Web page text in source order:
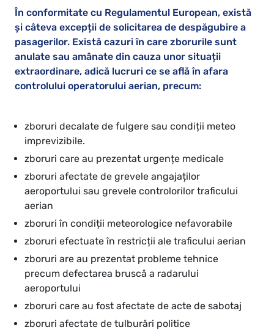
În conformitate cu Regulamentul European, există
și câteva excepții de solicitarea de despăgubire a
pasagerilor. Există cazuri în care zborurile sunt
anulate sau amânate din cauza unor situații
extraordinare, adică lucruri ce se află în afara
controlului operatorului aerian, precum:
zboruri decalate de fulgere sau condiții meteo
imprevizibile.
zboruri care au prezentat urgențe medicale
zboruri afectate de grevele angajaților
aeroportului sau grevele controlorilor traficului
aerian
zboruri în condiții meteorologice nefavorabile
zboruri efectuate în restricții ale traficului aerian
zboruri are au prezentat probleme tehnice
precum defectarea bruscă a radarului
aeroportului
zboruri care au fost afectate de acte de sabotaj
zboruri afectate de tulburări politice